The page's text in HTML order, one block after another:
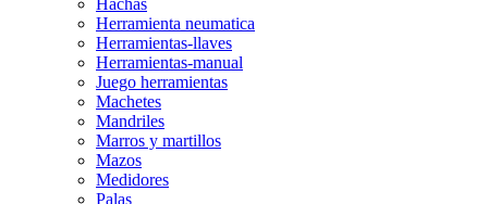
Hachas
Herramienta neumatica
Herramientas-llaves
Herramientas-manual
Juego herramientas
Machetes
Mandriles
Marros y martillos
Mazos
Medidores
Palas